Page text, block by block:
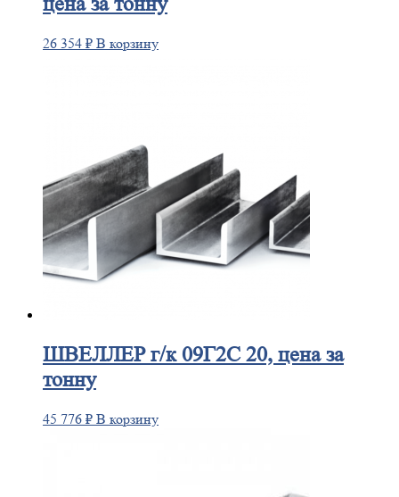
26 354 ₽ В корзину
ШВЕЛЛЕРг/к 09Г2С 20, цена за
тонну
45 776 ₽ В корзину